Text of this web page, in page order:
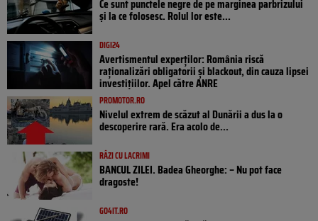
Ce sunt punctele negre de pe marginea parbrizului
și la ce folosesc. Rolul lor este...
DIGI24
Avertismentul experților: România riscă
raționalizări obligatorii și blackout, din cauza lipsei
investițiilor. Apel către ANRE
PROMOTOR.RO
Nivelul extrem de scăzut al Dunării a dus la o
descoperire rară. Era acolo de...
RÂZI CU LACRIMI
BANCUL ZILEI. Badea Gheorghe: – Nu pot face
dragoste!
GO4IT.RO